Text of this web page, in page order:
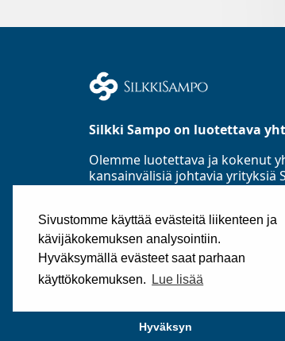
Sivustomme käyttää evästeitä liikenteen ja
kävijäkokemuksen analysointiin.
Hyväksymällä evästeet saat parhaan
käyttökokemuksen.
Lue lisää
Hyväksyn
Silkki Sampo on luotettava
Olemme luotettava ja kokenut
kansainvälisiä johtavia yrityksiä
Asiakastieto Oy:n mukaan
luottoluokitusryhmään ja
perustettu 1985.
©2025Silkki Sampo Oy